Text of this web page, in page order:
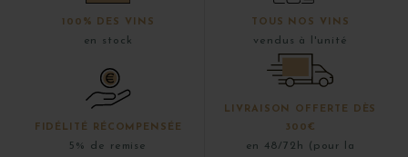
100% DES VINS
en stock
TOUS NOS VINS
vendus à l'unité
FIDÉLITÉ RÉCOMPENSÉE
5% de remise
LIVRAISON OFFERTE DÈS
300€
en 48/72h (pour la